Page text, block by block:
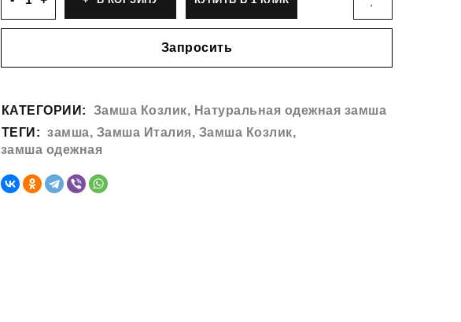
Запросить
КАТЕГОРИИ: Замша Козлик, Натуральная одежная замша
ТЕГИ:
замша, Замша Италия, Замша Козлик,
замша одежная